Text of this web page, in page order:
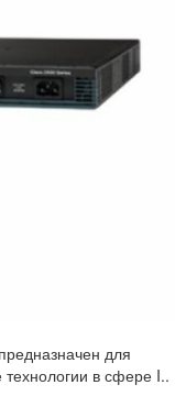
для
в сфере I..